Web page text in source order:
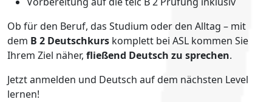
Ob für den Beruf, das Studium oder den Alltag – mit
dem B 2 Deutschkurs komplett bei ASL kommen Sie
Ihrem Ziel näher, fließend Deutsch zu sprechen.
Jetzt anmelden und Deutsch auf dem nächsten Level
lernen!